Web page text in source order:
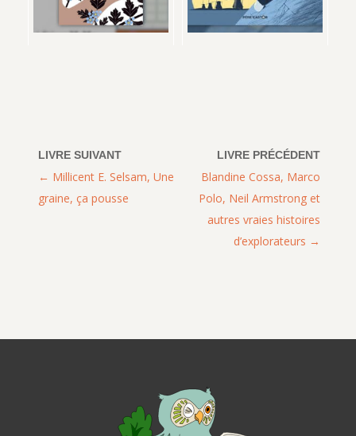
Blandine Cossa, Marco
Polo, Neil Armstrong et
autres vraies histoires
d’explorateurs
Millicent E. Selsam, Une
graine, ça pousse